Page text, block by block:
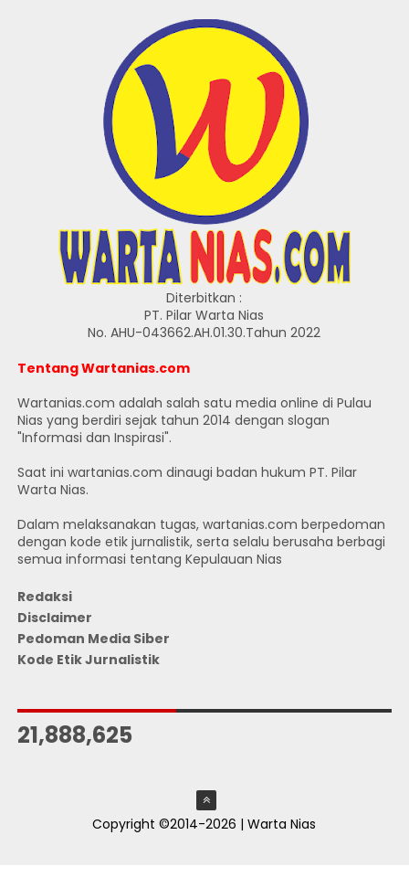
Diterbitkan :
PT. Pilar Warta Nias
No. AHU-043662.AH.01.30.Tahun 2022
Tentang Wartanias.com
Wartanias.com adalah salah satu media online di Pulau
Nias yang berdiri sejak tahun 2014 dengan slogan
"Informasi dan Inspirasi".
Saat ini wartanias.com dinaugi badan hukum PT. Pilar
Warta Nias.
Dalam melaksanakan tugas, wartanias.com berpedoman
dengan kode etik jurnalistik, serta selalu berusaha berbagi
semua informasi tentang Kepulauan Nias
Redaksi
Disclaimer
Pedoman Media Siber
Kode Etik Jurnalistik
21,888,625
Copyright ©2014-2026 | Warta Nias